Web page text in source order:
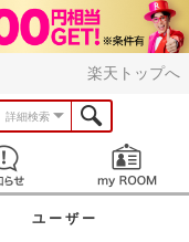
楽天トップへ
詳細検索
お知らせ
ユーザー